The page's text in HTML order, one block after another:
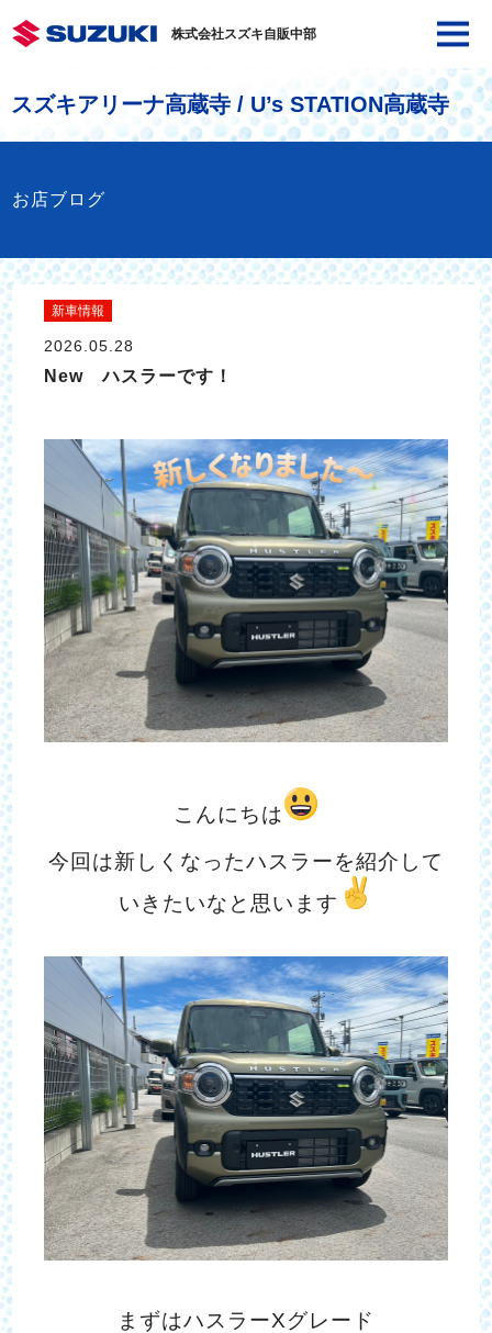
株式会社スズキ自販中部
スズキアリーナ高蔵寺 / U’s STATION高蔵寺
お店ブログ
新車情報
2026.05.28
New ハスラーです！
こんにちは
今回は新しくなったハスラーを紹介して
いきたいなと思います
まずはハスラーXグレード